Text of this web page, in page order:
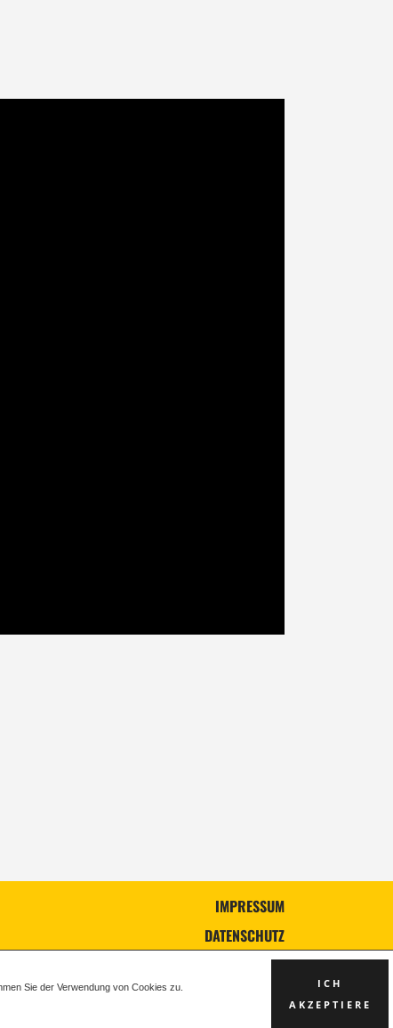
Sie der Verwendung von Cookies zu.
ICH
AKZEPTIERE
IMPRESSUM
DATENSCHUTZ
AGB